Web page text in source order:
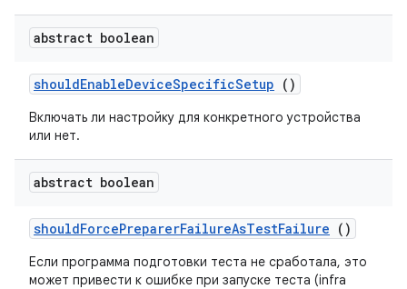
abstract boolean
shouldEnableDeviceSpecificSetup ()
Включать ли настройку для конкретного устройства
или нет.
abstract boolean
shouldForcePreparerFailureAsTestFailure ()
Если программа подготовки теста не сработала, это
может привести к ошибке при запуске теста (infra